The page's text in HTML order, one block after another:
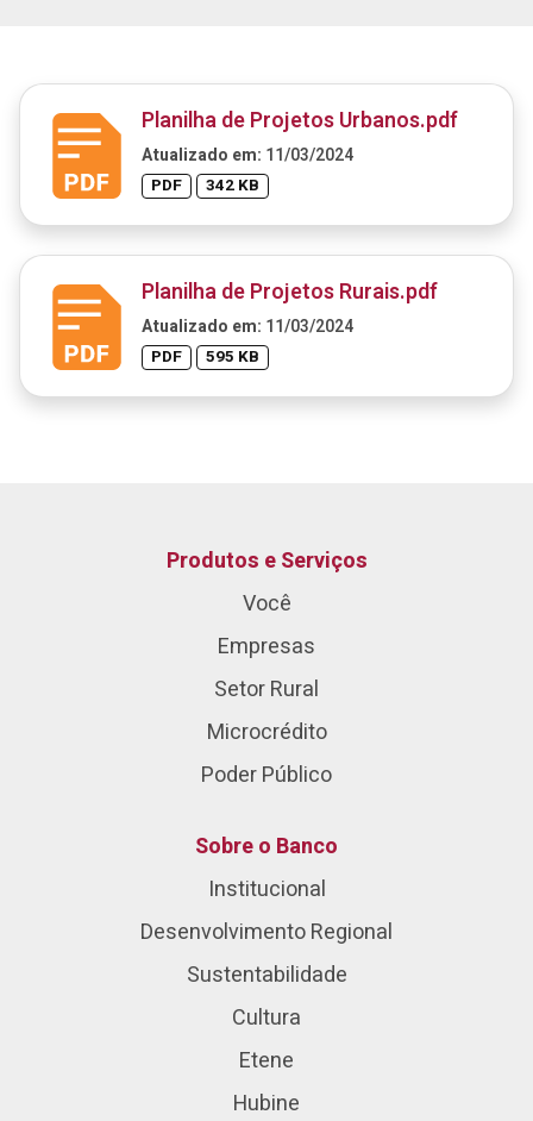
Planilha de Projetos Urbanos.pdf
Atualizado em: 11/03/2024
PDF 342 KB
Planilha de Projetos Rurais.pdf
Atualizado em: 11/03/2024
PDF 595 KB
Produtos e Serviços
Você
Empresas
Setor Rural
Microcrédito
Poder Público
Sobre o Banco
Institucional
Desenvolvimento Regional
Sustentabilidade
Cultura
Etene
Hubine